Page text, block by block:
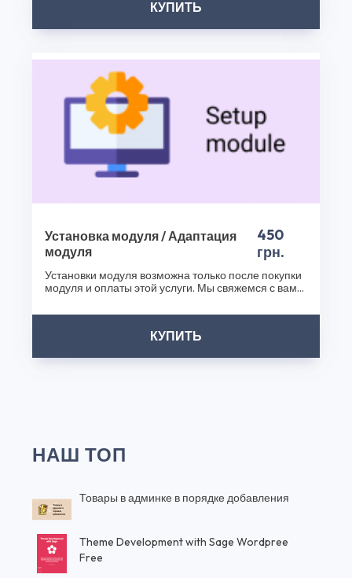
разработаны опытной командой профессионалов, что
обеспечивает их надежность и безопасность. Не
вашего интернет-магазина с помощью Модуль вывода
категорий для OpenCart 2.3. Процесс создания модуля.
и других наших продуктов. Посетите наш интернет-
магазин плагинов уже сегодня и сделайте ваш бизнес
еще успешнее!
Спасибо, что выбрали CS50!
КУПИТЬ
Установка модуля / Адаптация
модуля
450
грн.
Установки модуля возможна только после покупки
модуля и оплаты этой услуги. Мы свяжемся с вами
КУПИТЬ
НАШ ТОП
Товары в админке в порядке добавления
Theme Development with Sage Wordpree
Free